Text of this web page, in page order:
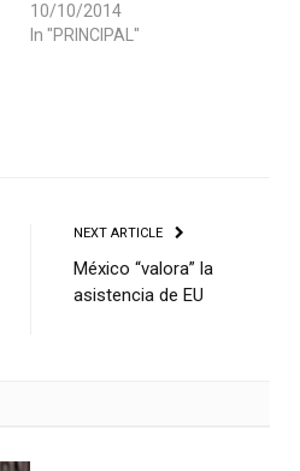
10/10/2014
In "PRINCIPAL"
NEXT ARTICLE
México “valora” la
asistencia de EU